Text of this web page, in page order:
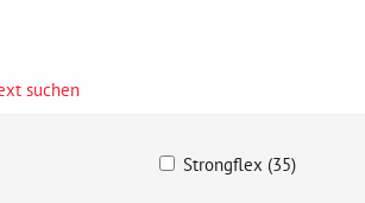
suchen
Strongflex (35)